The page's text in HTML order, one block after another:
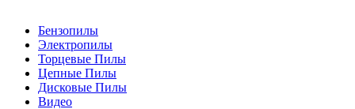
Бензопилы
Электропилы
Торцевые Пилы
Цепные Пилы
Дисковые Пилы
Видео